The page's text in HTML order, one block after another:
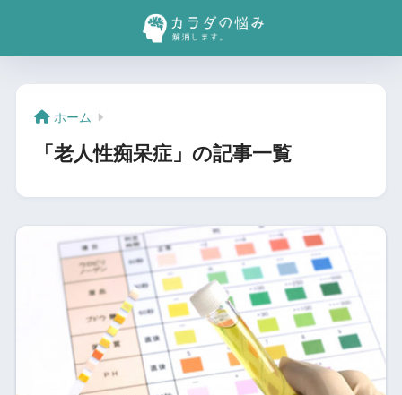
ホーム
「老人性痴呆症」の記事一覧